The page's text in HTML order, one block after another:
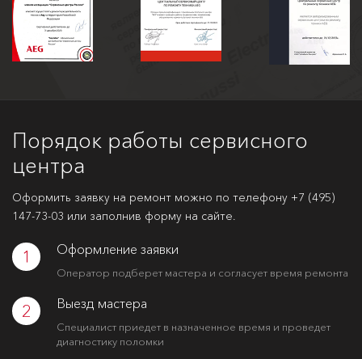
Порядок работы сервисного
центра
Оформить заявку на ремонт можно по телефону +7 (495)
147-73-03 или заполнив форму на сайте.
1 Оформление заявки
Оператор подберет мастера и согласует время ремонта
2 Выезд мастера
Специалист приедет в назначенное время и проведет
диагностику поломки